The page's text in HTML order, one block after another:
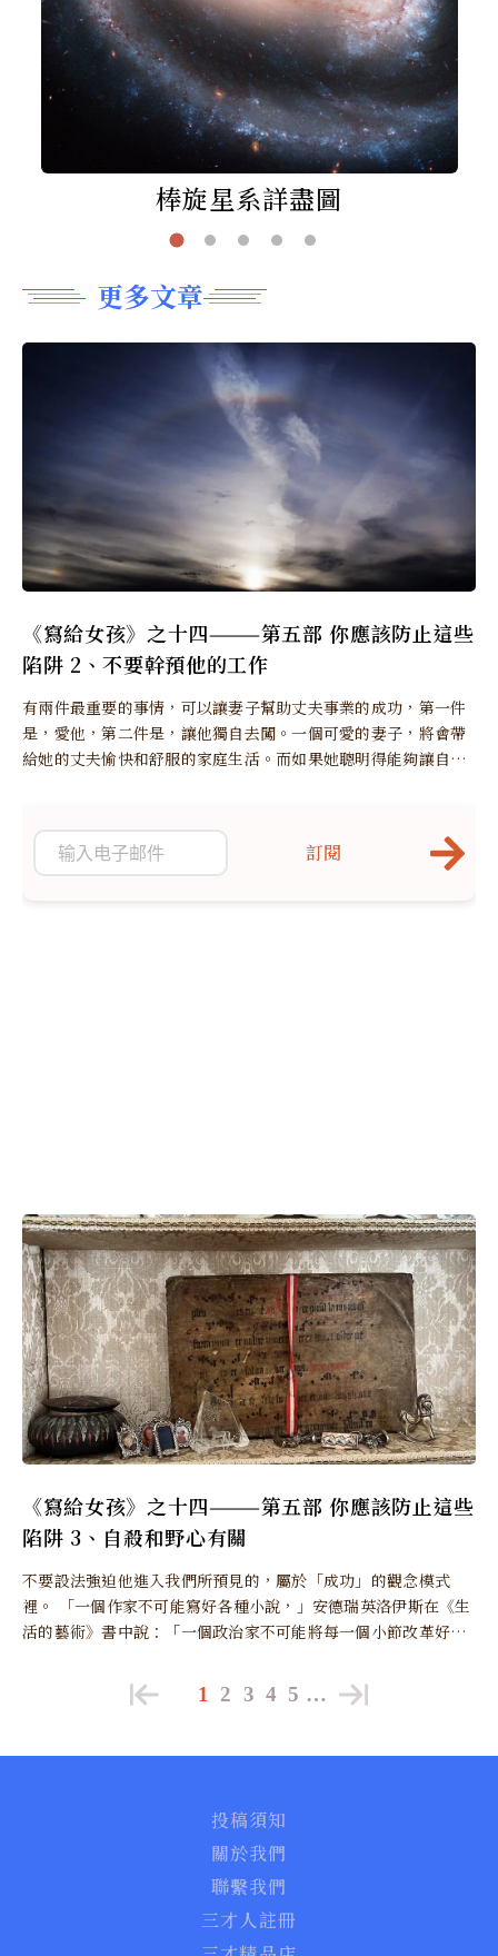
棒旋星系詳盡圖
更多文章
《寫給女孩》之十四———第五部 你應該防止這些
陷阱 2、不要幹預他的工作
有兩件最重要的事情，可以讓妻子幫助丈夫事業的成功，第一件
是，愛他，第二件是，讓他獨自去闖。一個可愛的妻子，將會帶
給她的丈夫愉快和舒服的家庭生活。而如果她聰明得能夠讓自己
《寫給女孩》之十四———第五部 你應該防止這些
陷阱 3、自殺和野心有關
不要設法強迫他進入我們所預見的，屬於「成功」的觀念模式
裡。 「一個作家不可能寫好各種小說，」安德瑞英洛伊斯在《生
活的藝術》書中說：「一個政治家不可能將每一個小節改革好；
訂閱
1 2 3 4 5 …
投稿須知
關於我們
聯繫我們
三才人註冊